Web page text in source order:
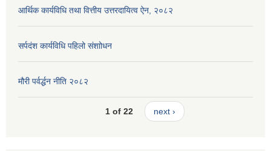
आर्थिक कार्यविधि तथा वित्तीय उत्तरदायित्व ऐन, २०८२
सर्पदंश कार्यविधि पहिलो संशाोधन
मौरी पर्वर्द्धन नीति २०८२
1 of 22 next ›